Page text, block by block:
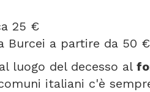
25 €
Burcei a partire da 50
luogo del decesso al
italiani c'è